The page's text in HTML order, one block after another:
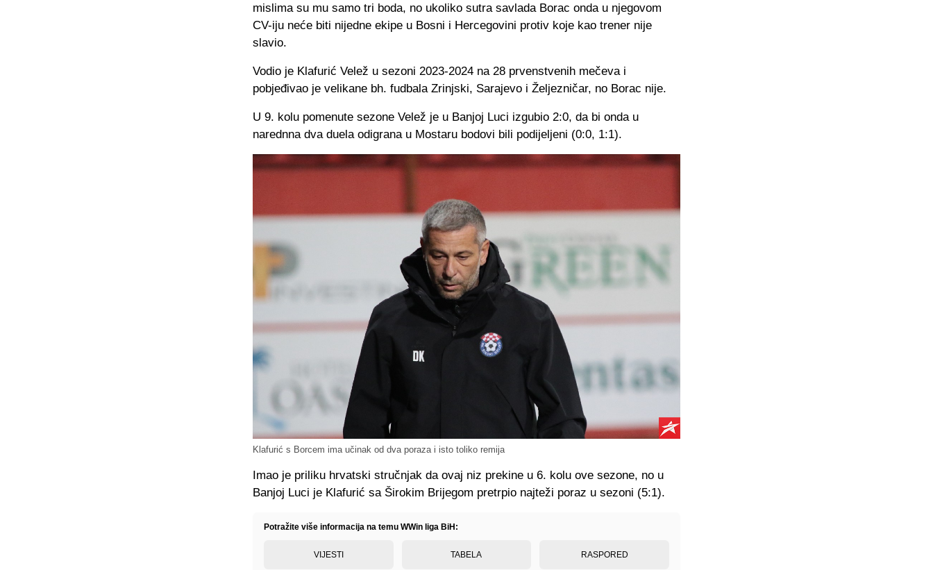
mislima su mu samo tri boda, no ukoliko sutra savlada Borac onda u njegovom
CV-iju neće biti nijedne ekipe u Bosni i Hercegovini protiv koje kao trener nije
slavio.
Vodio je Klafurić Velež u sezoni 2023-2024 na 28 prvenstvenih mečeva i
pobjeđivao je velikane bh. fudbala Zrinjski, Sarajevo i Željezničar, no Borac nije.
U 9. kolu pomenute sezone Velež je u Banjoj Luci izgubio 2:0, da bi onda u
narednna dva duela odigrana u Mostaru bodovi bili podijeljeni (0:0, 1:1).
Klafurić s Borcem ima učinak od dva poraza i isto toliko remija
Imao je priliku hrvatski stručnjak da ovaj niz prekine u 6. kolu ove sezone, no u
Banjoj Luci je Klafurić sa Širokim Brijegom pretrpio najteži poraz u sezoni (5:1).
Potražite više informacija na temu WWin liga BiH:
VIJESTI TABELA RASPORED